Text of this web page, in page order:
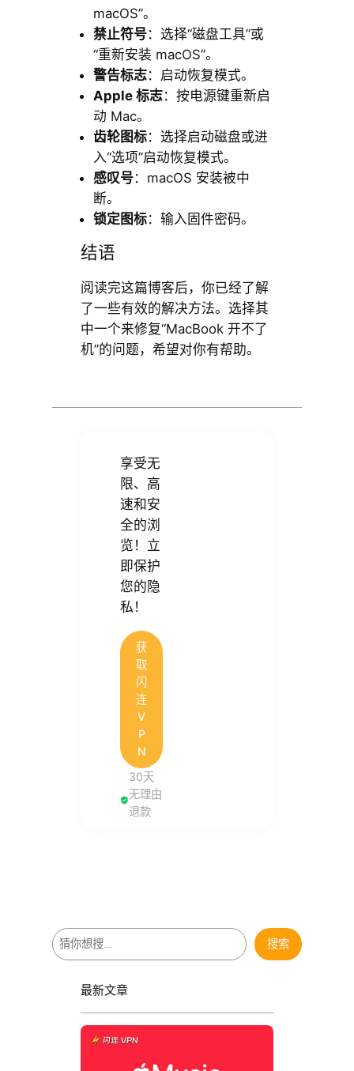
macOS”。
禁止符号：选择“磁盘工具”或
“重新安装 macOS”。
警告标志：启动恢复模式。
Apple 标志：按电源键重新启
动 Mac。
齿轮图标：选择启动磁盘或进
入“选项”启动恢复模式。
感叹号：macOS 安装被中
断。
锁定图标：输入固件密码。
结语
阅读完这篇博客后，你已经了解
了一些有效的解决方法。选择其
中一个来修复“MacBook 开不了
机”的问题，希望对你有帮助。
享受无
限、高
速和安
全的浏
览！立
即保护
您的隐
私！
获
取
闪
连
V
P
N
30天
无理由
退款
搜
索
搜索
最新文章